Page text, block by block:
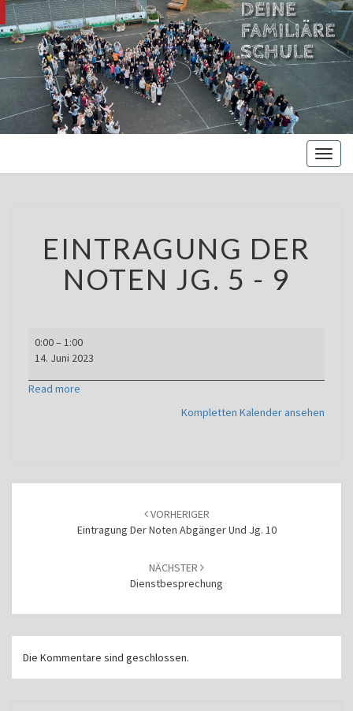
Oberschule –
Offene
Ganztagsschule
DER
NOTEN
JG.
5
EINTRAGUNG DER
NOTEN JG. 5 - 9
der
Noten
Jg.
0:00– 1:00
14. Juni 2023
Read more
Kompletten Kalender ansehen
VORHERIGER
Eintragung Der Noten Abgänger Und Jg. 10
NÄCHSTER
Dienstbesprechung
Die Kommentare sind geschlossen.